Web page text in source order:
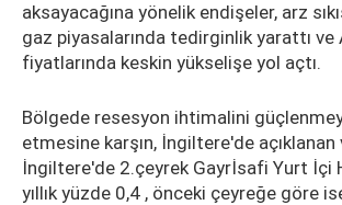
aksayacağına yönelik endişeler, arz
gaz piyasalarında tedirginlik yarattı ve
fiyatlarında keskin yükselişe yol açtı.
Bölgede resesyon ihtimalini
etmesine karşın, İngiltere'de
İngiltere'de 2.çeyrek Gayrİsafi Yurt İçi
yıllık yüzde 0,4 , önceki çeyreğe göre